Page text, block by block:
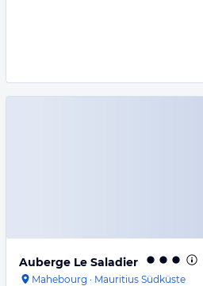
Auberge Le Saladier
Mahebourg · Mauritius Südküste